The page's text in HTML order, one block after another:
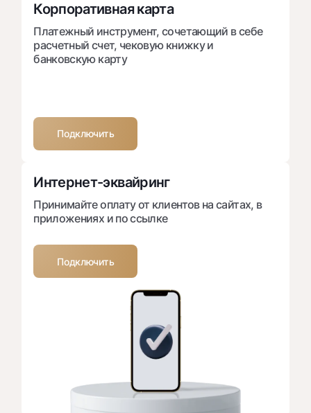
Корпоративная карта
Платежный инструмент, сочетающий в себе
расчетный счет, чековую книжку и
банковскую карту
Подключить
Интернет-эквайринг
Принимайте оплату от клиентов на сайтах, в
приложениях и по ссылке
Подключить